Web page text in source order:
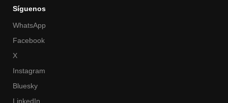
Síguenos
WhatsApp
Facebook
X
Instagram
Bluesky
LinkedIn